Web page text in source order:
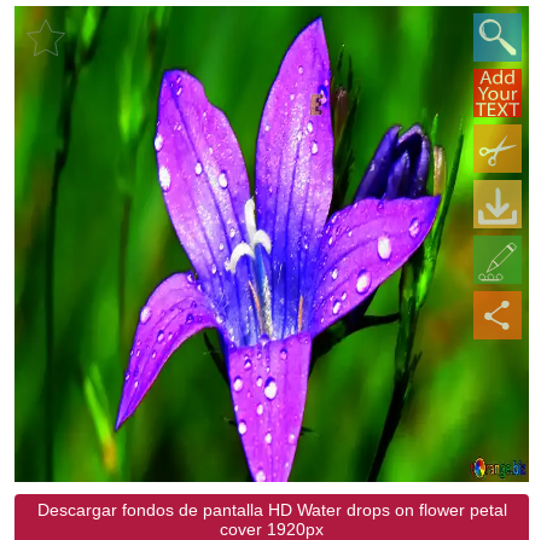
Descargar fondos de pantalla HD Water drops on flower petal
cover 1920px